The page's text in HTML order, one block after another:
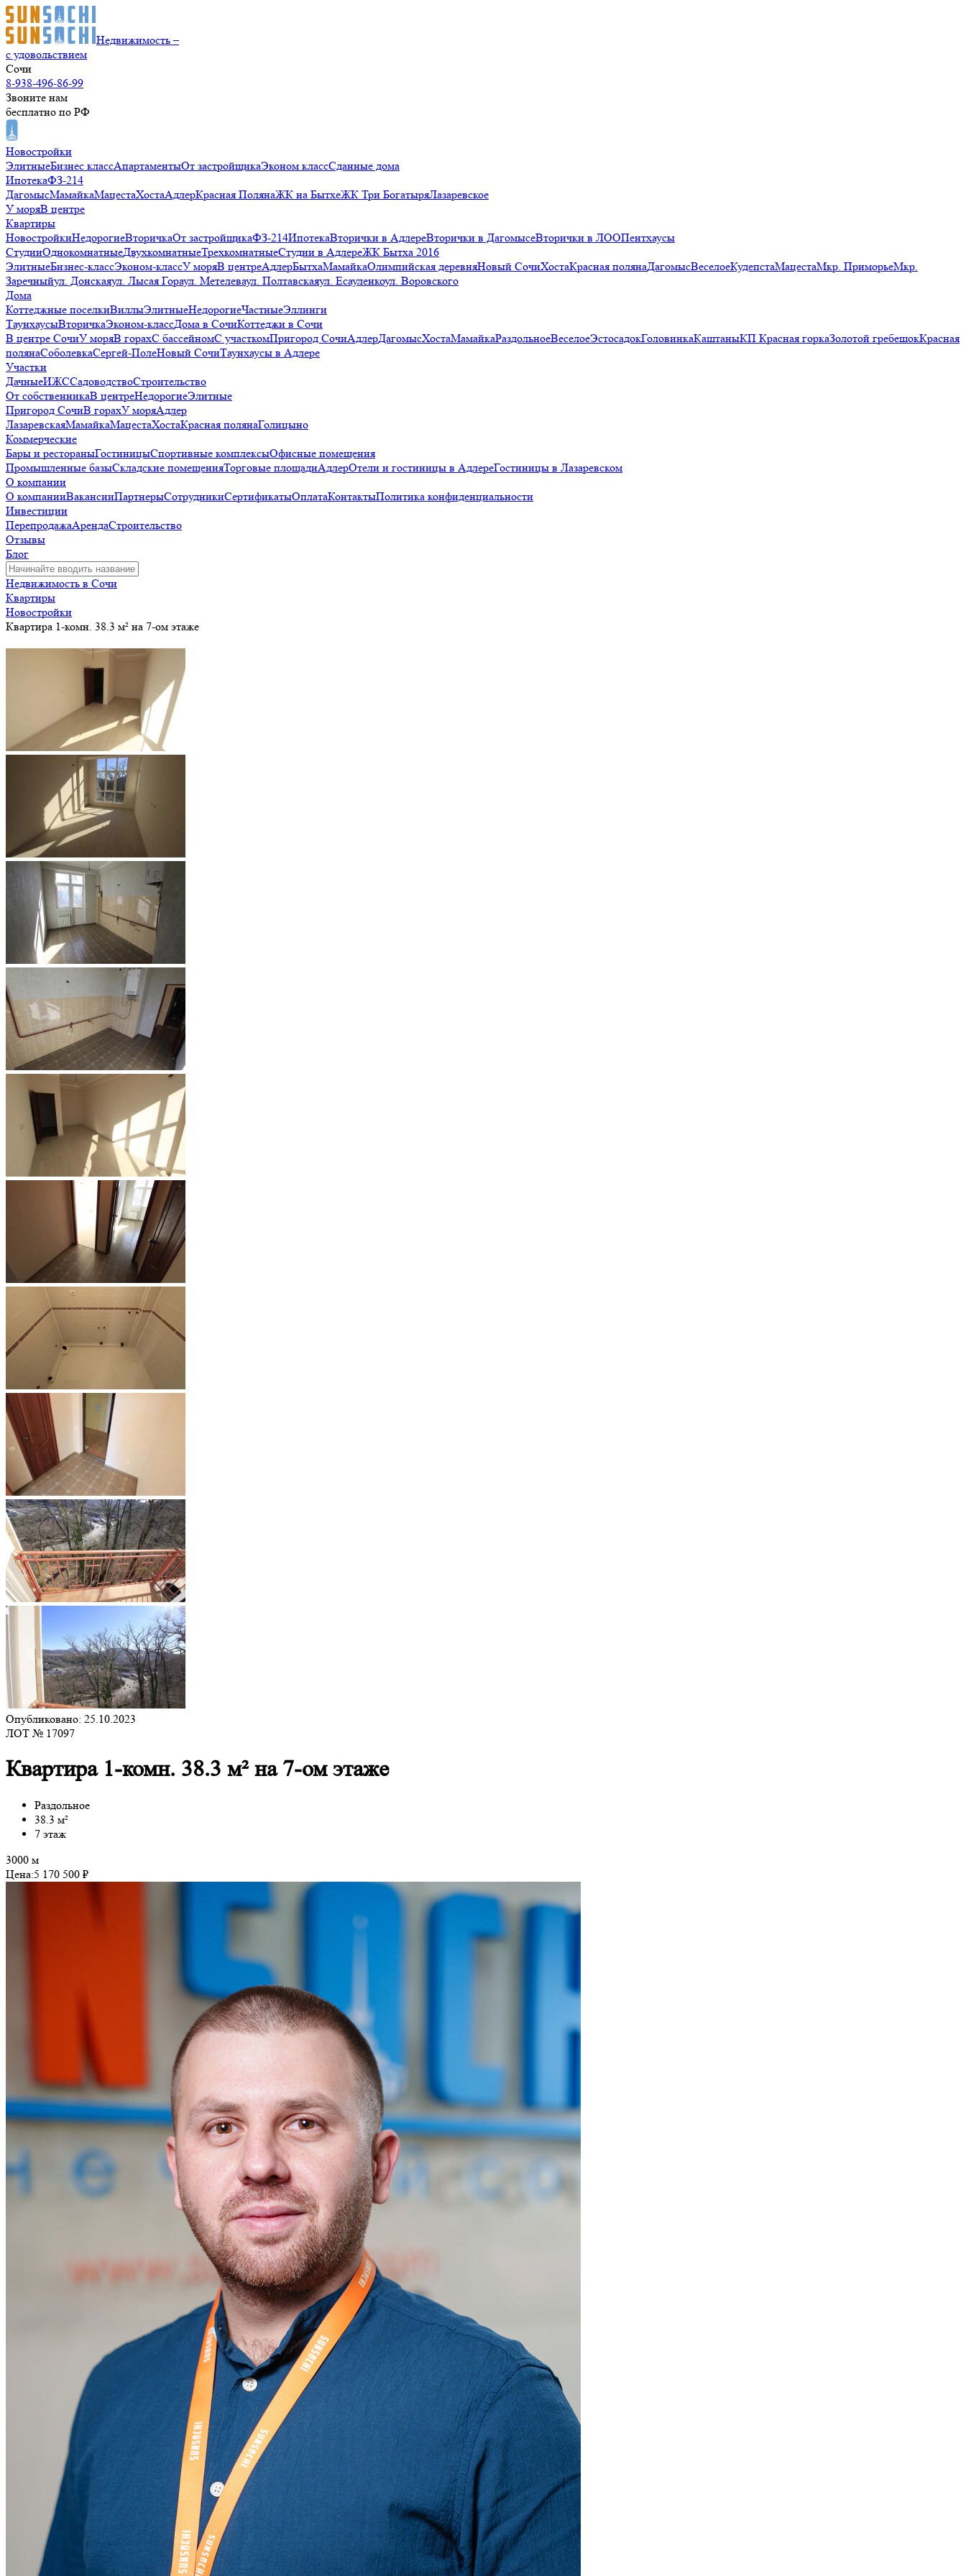
Недвижимость –
с удовольствием
Сочи
8-938-496-86-99
Звоните нам
бесплатно по РФ
Новостройки
ЭлитныеБизнес классАпартаментыОт застройщикаЭконом классСданные дома
ИпотекаФЗ-214
ДагомысМамайкаМацестаХостаАдлерКрасная ПолянаЖК на БытхеЖК Три БогатыряЛазаревское
У моряВ центре
Квартиры
НовостройкиНедорогиеВторичкаОт застройщикаФЗ-214ИпотекаВторички в АдлереВторички в ДагомысеВторички в ЛООПентхаусы
СтудииОднокомнатныеДвухкомнатныеТрехкомнатныеСтудии в АдлереЖК Бытха 2016
ЭлитныеБизнес-классЭконом-классУ моряВ центреАдлерБытхаМамайкаОлимпийская деревняНовый СочиХостаКрасная полянаДагомысВеселоеКудепстаМацестаМкр. ПриморьеМкр.
Заречныйул. Донскаяул. Лысая Гораул. Метелеваул. Полтавскаяул. Есауленкоул. Воровского
Дома
Коттеджные поселкиВиллыЭлитныеНедорогиеЧастныеЭллинги
ТаунхаусыВторичкаЭконом-классДома в СочиКоттеджи в Сочи
В центре СочиУ моряВ горахС бассейномС участкомПригород СочиАдлерДагомысХостаМамайкаРаздольноеВеселоеЭстосадокГоловинкаКаштаныКП Красная горкаЗолотой гребешокКрасная
полянаСоболевкаСергей-ПолеНовый СочиТаунхаусы в Адлере
Участки
ДачныеИЖССадоводствоСтроительство
От собственникаВ центреНедорогиеЭлитные
Пригород СочиВ горахУ моряАдлер
ЛазаревскаяМамайкаМацестаХостаКрасная полянаГолицыно
Коммерческие
Бары и рестораныГостиницыСпортивные комплексыОфисные помещения
Промышленные базыСкладские помещенияТорговые площадиАдлерОтели и гостиницы в АдлереГостиницы в Лазаревском
О компании
О компанииВакансииПартнерыСотрудникиСертификатыОплатаКонтактыПолитика конфиденциальности
Инвестиции
ПерепродажаАрендаСтроительство
Отзывы
Блог
Недвижимость в Сочи
Квартиры
Новостройки
Квартира 1-комн. 38.3 м² на 7-ом этаже
Опубликовано: 25.10.2023
ЛОТ № 17097
Квартира 1-комн. 38.3 м² на 7-ом этаже
Раздольное
38.3 м²
7 этаж
3000 м
Цена:5 170 500 ₽